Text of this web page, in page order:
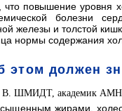
что повышение
болезни
железы и толстой
нормы содержания
этом должен
В. ШМИДТ, академик АМН
жирами,